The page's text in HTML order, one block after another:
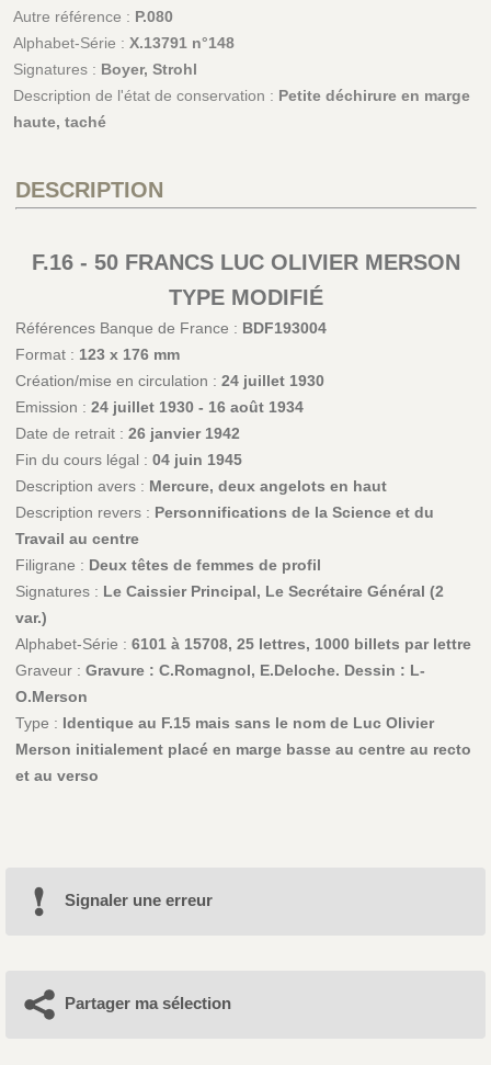
Autre référence : P.080
Alphabet-Série : X.13791 n°148
Signatures : Boyer, Strohl
Description de l'état de conservation : Petite déchirure en marge
haute, taché
DESCRIPTION
F.16 - 50 FRANCS LUC OLIVIER MERSON
TYPE MODIFIÉ
Références Banque de France : BDF193004
Format : 123 x 176 mm
Création/mise en circulation : 24 juillet 1930
Emission : 24 juillet 1930 - 16 août 1934
Date de retrait : 26 janvier 1942
Fin du cours légal : 04 juin 1945
Description avers : Mercure, deux angelots en haut
Description revers : Personnifications de la Science et du
Travail au centre
Filigrane : Deux têtes de femmes de profil
Signatures : Le Caissier Principal, Le Secrétaire Général (2
var.)
Alphabet-Série : 6101 à 15708, 25 lettres, 1000 billets par lettre
Graveur : Gravure : C.Romagnol, E.Deloche. Dessin : L-
O.Merson
Type : Identique au F.15 mais sans le nom de Luc Olivier
Merson initialement placé en marge basse au centre au recto
et au verso
Signaler une erreur
Partager ma sélection